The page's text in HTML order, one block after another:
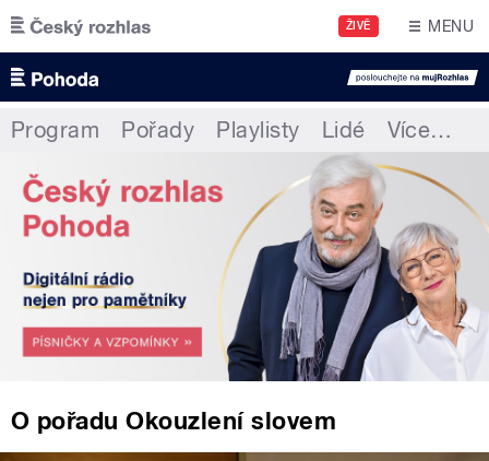
Přejít k hlavnímu obsahu
ŽIVĚ MENU
Program Pořady Playlisty Lidé Více…
O pořadu Okouzlení slovem